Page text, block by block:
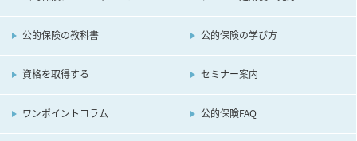
公的保険の教科書 公的保険の学び方
資格を取得する セミナー案内
ワンポイントコラム 公的保険FAQ